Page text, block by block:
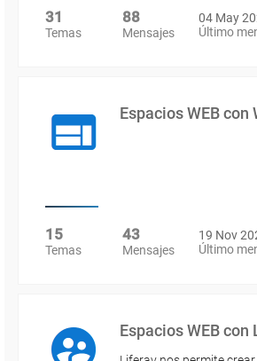
31
Temas
88
Mensajes
04 May
Último
Espacios WEB con
15
Temas
43
Mensajes
19 Nov
Último
Espacios WEB con